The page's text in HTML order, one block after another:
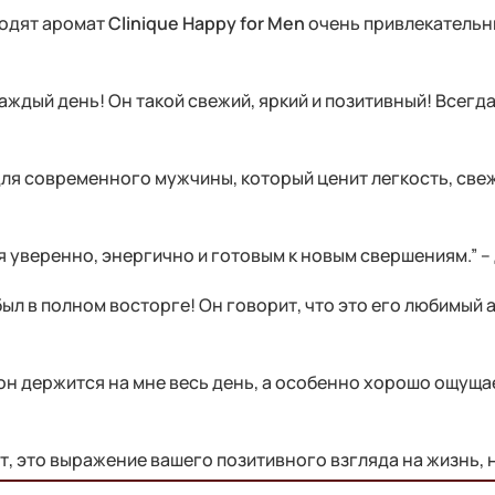
ароматClinique Happy for Menочень
день! Он такой свежий, яркий и позитивный!
современного мужчины, который ценит легкость,
уверенно, энергично и готовым к новым свершениям.”
в полном восторге! Он говорит, что это его любимый
держится на мне весь день, а особенно хорошо
это выражение вашего позитивного взгляда на